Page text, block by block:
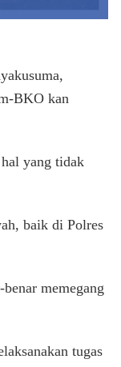
BKO kan
yang tidak
baik di Polres
memegang
tugas